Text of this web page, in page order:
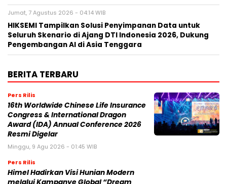
Jumat, 7 Agustus 2026 - 04:14 WIB
HIKSEMI Tampilkan Solusi Penyimpanan Data untuk
Seluruh Skenario di Ajang DTI Indonesia 2026, Dukung
Pengembangan AI di Asia Tenggara
BERITA TERBARU
Pers Rilis
16th Worldwide Chinese Life Insurance
Congress & International Dragon
Award (IDA) Annual Conference 2026
Resmi Digelar
Minggu, 9 Agu 2026 - 01:45 WIB
Pers Rilis
Himel Hadirkan Visi Hunian Modern
melalui Kampanye Global “Dream